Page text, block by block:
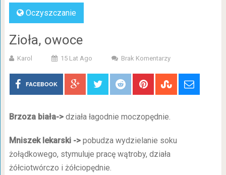
Oczyszczanie
Zioła, owoce
Karol 15 Lat Ago Brak Komentarzy
FACEBOOK
Brzoza biała->działa łagodnie moczopędnie.
Mniszek lekarski ->pobudza wydzielanie soku
żołądkowego, stymuluje pracę wątroby, działa
żółciotwórczo i żółciopędnie.